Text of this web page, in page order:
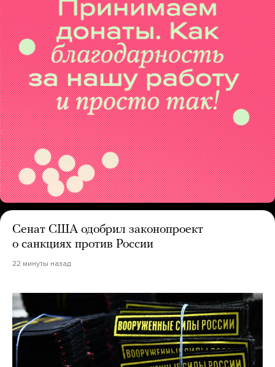
Сенат США одобрил законопроект
о санкциях против России
22 минуты назад